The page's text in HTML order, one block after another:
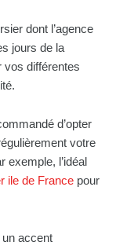
dont l’agence
jours de la
vos différentes
d’opter
votre
exemple, l’idéal
ile de France pour
accent